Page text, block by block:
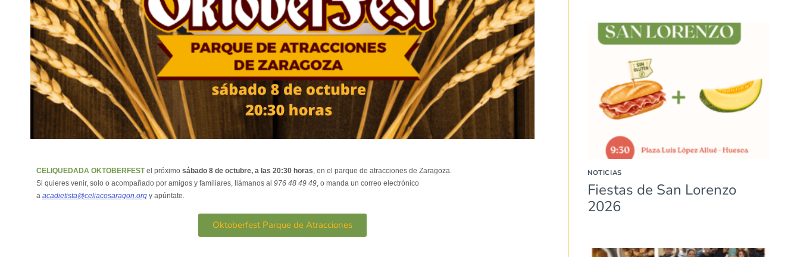
CELIQUEDADA OKTOBERFESTel próximo sábado 8 de octubre, a las 20:30 horas , en el parque de atracciones de Zaragoza.
Si quieres venir, solo o acompañado por amigos y familiares, llámanos al 976 48 49 49 , o manda un correo electrónico
a acadietista@celiacosaragon.org y apúntate.
Oktoberfest Parque de Atracciones
NOTICIAS
Fiestas de San Lorenzo
2026